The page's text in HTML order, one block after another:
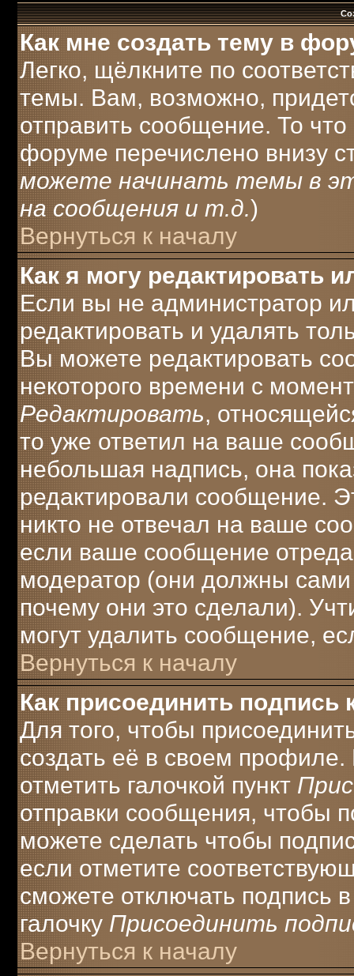
Как мне создать тему в
Легко, щёлкните по
темы. Вам, возможно,
отправить сообщение. То
форуме перечислено внизу
можете начинать темы в
на сообщения и т.д.)
Вернуться к началу
Как я могу редактировать
Если вы не администратор
редактировать и удалять
Вы можете редактировать
некоторого времени с
Редактировать,
то уже ответил на ваше
небольшая надпись, она
редактировали сообщение.
никто не отвечал на ваше
если ваше сообщение
модератор (они должны сами
почему они это сделали).
могут удалить сообщение,
Вернуться к началу
Как присоединить
Для того, чтобы
создать её в своем
отметить галочкой пункт
отправки сообщения, чтобы
можете сделать чтобы
если отметите
сможете отключать подпись
галочку Присоединить
Вернуться к началу